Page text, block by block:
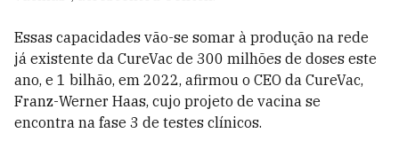
Essas capacidades vão-se somar à produção na rede
já existente da CureVac de 300 milhões de doses este
ano, e 1 bilhão, em 2022, afirmou o CEO da CureVac,
Franz-Werner Haas, cujo projeto de vacina se
encontra na fase 3 de testes clínicos.